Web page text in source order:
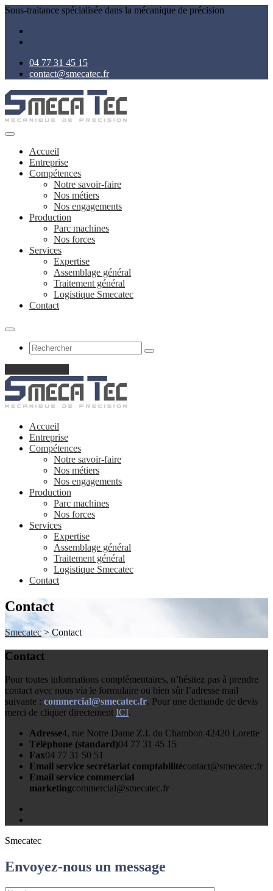
Sous-traitance spécialisée dans la mécanique de précision
04 77 31 45 15
contact@smecatec.fr
Accueil
Entreprise
Compétences
Notre savoir-faire
Nos métiers
Nos engagements
Production
Parc machines
Nos forces
Services
Expertise
Assemblage général
Traitement général
Logistique Smecatec
Contact
Accueil
Entreprise
Compétences
Notre savoir-faire
Nos métiers
Nos engagements
Production
Parc machines
Nos forces
Services
Expertise
Assemblage général
Traitement général
Logistique Smecatec
Contact
Contact
Smecatec > Contact
Contact
Pour toutes informations complémentaires, n’hésitez pas à prendre
contact avec nous via le formulaire ou bien sûr l’adresse mail
suivante : commercial@smecatec.fr. Pour une demande de devis
merci de cliquer directement ICI.
Adresse4, rue Notre Dame Z.I. du Chambon 42420 Lorette
Téléphone (standard)04 77 31 45 15
Fax04 77 31 50 51
Email service secrétariat comptabilitécontact@smecatec.fr
Email service commercial
marketingcommercial@smecatec.fr
Smecatec
Envoyez-nous un message